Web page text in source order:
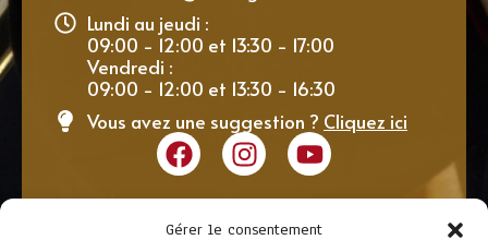
Gérer le consentement
Lundi au jeudi :
09:00 - 12:00 et 13:30 - 17:00
Vendredi :
09:00 - 12:00 et 13:30 - 16:30
Vous avez une suggestion ? Cliquez ici